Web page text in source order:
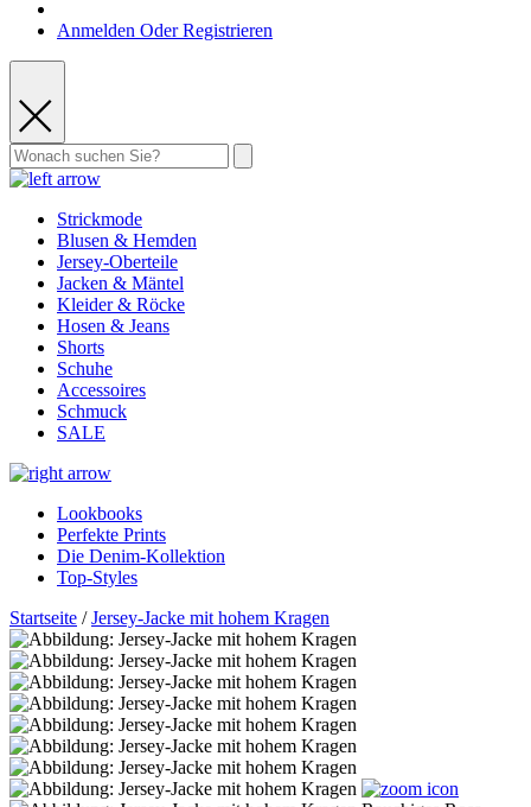
Anmelden Oder Registrieren
Strickmode
Blusen & Hemden
Jersey-Oberteile
Jacken & Mäntel
Kleider & Röcke
Hosen & Jeans
Shorts
Schuhe
Accessoires
Schmuck
SALE
Lookbooks
Perfekte Prints
Die Denim-Kollektion
Top-Styles
Startseite /Jersey-Jacke mit hohem Kragen